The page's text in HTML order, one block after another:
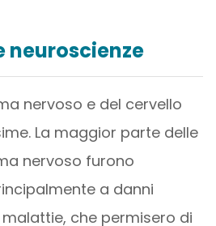
neuroscienze
nervoso e del cervello
La maggior parte delle
nervoso furono
a danni
che permisero di